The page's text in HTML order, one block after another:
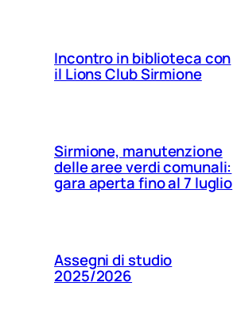
Incontro in biblioteca con
il Lions Club Sirmione
Sirmione, manutenzione
delle aree verdi comunali:
gara aperta fino al 7 luglio
Assegni di studio
2025/2026